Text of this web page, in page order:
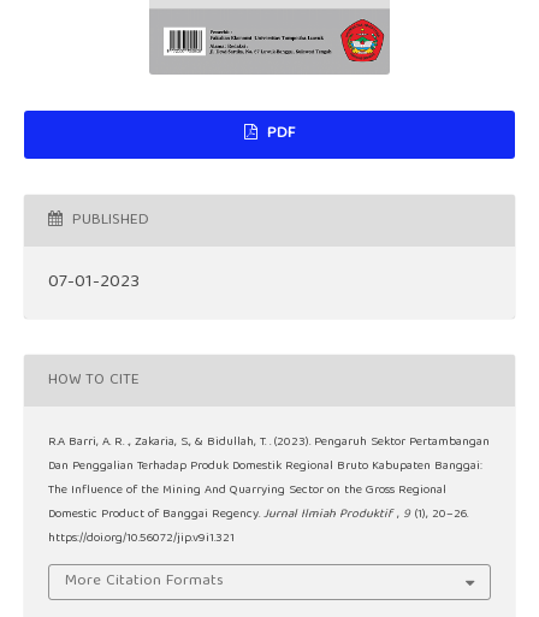
PDF
PUBLISHED
07-01-2023
HOW TO CITE
R.A Barri, A. R. ., Zakaria, S., & Bidullah, T. . (2023). Pengaruh Sektor Pertambangan
Dan Penggalian Terhadap Produk Domestik Regional Bruto Kabupaten Banggai:
The Influence of the Mining And Quarrying Sector on the Gross Regional
Domestic Product of Banggai Regency.Jurnal Ilmiah Produktif , 9 (1), 20–26.
https://doi.org/10.56072/jip.v9i1.321
More Citation Formats